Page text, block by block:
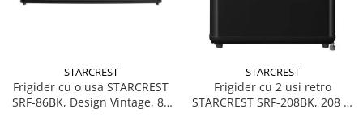
STARCREST
Frigider cu o usa STARCREST
SRF-86BK, Design Vintage, 85
STARCREST
Frigider cu 2 usi retro
STARCREST SRF-208BK, 208 L,